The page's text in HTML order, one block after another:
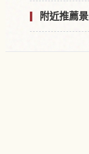
附近推薦